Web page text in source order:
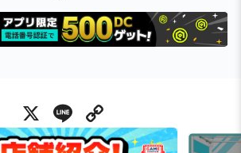
X Line